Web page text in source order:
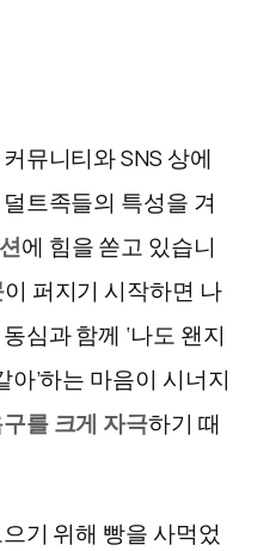
뮤니티와SNS 상에
트족들의 특성을 겨
에 힘을 쏟고 있습니
이 퍼지기 시작하면 나
심과 함께 ‘나도 왠지
아’하는 마음이 시너지
를 크게 자극하기 때
기 위해 빵을 사먹었